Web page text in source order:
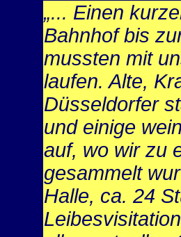
„... Einen
Bahnhof bis
mussten mit
laufen. Alte,
Düsseldorfer
und einige
auf, wo wir zu
gesammelt
Halle, ca. 24